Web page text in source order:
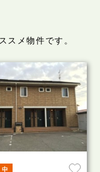
スメ物件です。